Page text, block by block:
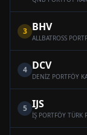
3 BHV
4 DCV
5 IJS